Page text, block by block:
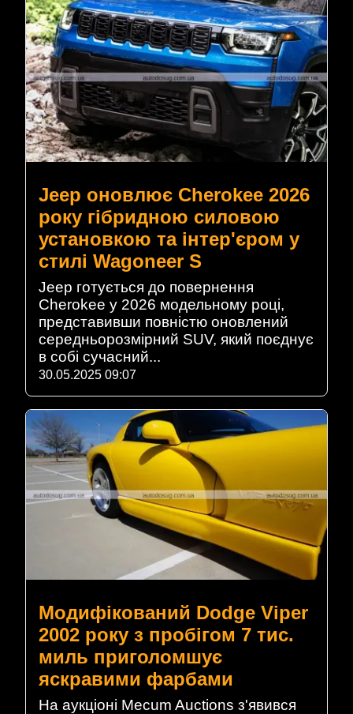
Jeep оновлює Cherokee 2026
року гібридною силовою
установкою та інтер'єром у
стилі Wagoneer S
Jeep готується до повернення
Cherokee у 2026 модельному році,
представивши повністю оновлений
середньорозмірний SUV, який поєднує
в собі сучасний...
30.05.2025 09:07
Модифікований Dodge Viper
2002 року з пробігом 7 тис.
миль приголомшує
яскравими фарбами
На аукціоні Mecum Auctions з'явився